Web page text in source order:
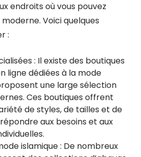
endroits où vous pouvez
Voici quelques
:
: Il existe des boutiques
ligne dédiées à la mode
une large sélection
Ces boutiques offrent
de styles, de tailles et de
aux besoins et aux
islamique : De nombreux